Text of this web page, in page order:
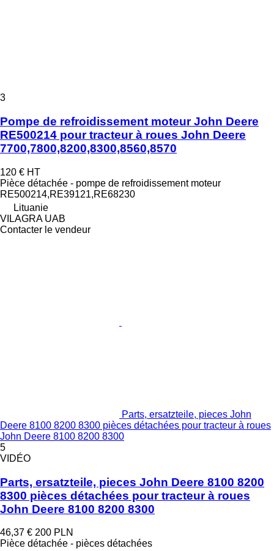
3
Pompe de refroidissement moteur John Deere
RE500214 pour tracteur à roues John Deere
7700,7800,8200,8300,8560,8570
120 € HT
Pièce détachée - pompe de refroidissement moteur
RE500214,RE39121,RE68230
Lituanie
VILAGRA UAB
Contacter le vendeur
Parts, ersatzteile, pieces John
Deere 8100 8200 8300 pièces détachées pour tracteur à roues
John Deere 8100 8200 8300
5
VIDÉO
Parts, ersatzteile, pieces John Deere 8100 8200
8300 pièces détachées pour tracteur à roues
John Deere 8100 8200 8300
46,37 € 200 PLN
Pièce détachée - pièces détachées